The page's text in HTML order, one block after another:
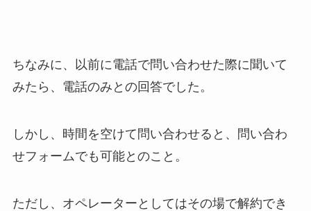
ちなみに、以前に電話で問い合わせた際に聞いて
みたら、電話のみとの回答でした。
しかし、時間を空けて問い合わせると、問い合わ
せフォームでも可能とのこと。
ただし、オペレーターとしてはその場で解約でき